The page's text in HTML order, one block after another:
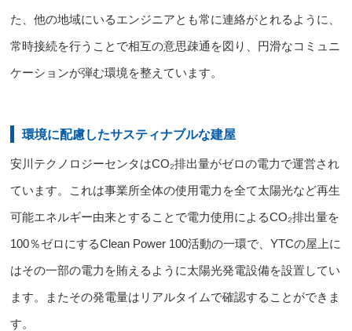
た、他の地域にいるエンジニアとも常に連絡がとれるように、
常時接続を行うことで相互の意思疎通を図り、円滑なコミュニ
ケーションが弾む環境を整えています。
環境に配慮したサスティナブルな建屋
安川テクノロジーセンタはCO₂排出量がゼロの電力で運営され
ています。これは事業所全体の使用電力を全て太陽光など再生
可能エネルギー由来とすることで電力使用によるCO₂排出量を
100％ゼロにするClean Power 100活動の一環で、YTCの屋上に
はその一部の電力を賄えるように太陽光発電設備を設置してい
ます。またその発電量はリアルタイムで確認することができま
す。